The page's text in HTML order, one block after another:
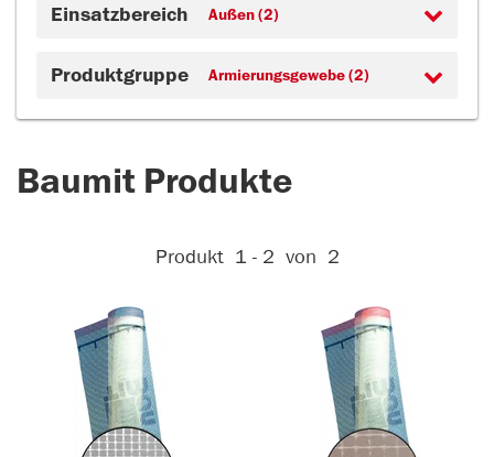
Einsatzbereich Außen (2)
Produktgruppe Armierungsgewebe (2)
Baumit Produkte
Aktive Filter:
Produkt 1 - 2 von 2